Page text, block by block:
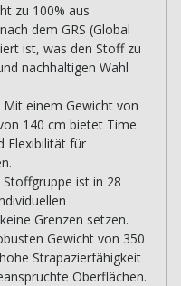
zu 100% aus
dem GRS (Global
ist, was den Stoff zu
nachhaltigen Wahl
einem Gewicht von
140 cm bietet Time
Flexibilität für
ist in 28
Grenzen setzen.
Gewicht von 350
Strapazierfähigkeit
Oberflächen.